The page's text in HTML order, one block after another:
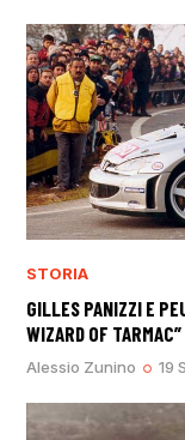
STORIA
GILLES PANIZZI E
WIZARD OF TARMAC”
Alessio Zunino 19